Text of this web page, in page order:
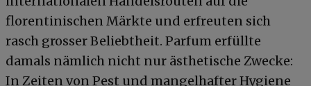
florentinischen Märkte und erfreuten sich
rasch grosser Beliebtheit. Parfum erfüllte
damals nämlich nicht nur ästhetische Zwecke:
In Zeiten von Pest und mangelhafter Hygiene